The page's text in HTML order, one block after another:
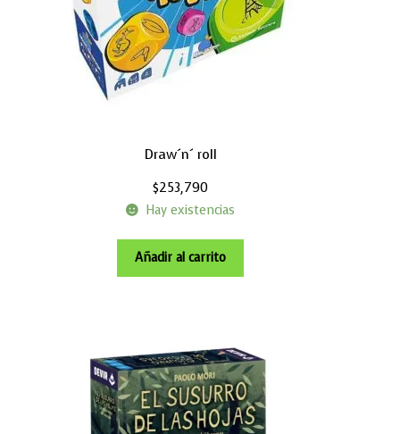
Draw´n´ roll
$253,790
Hay existencias
Añadir al carrito